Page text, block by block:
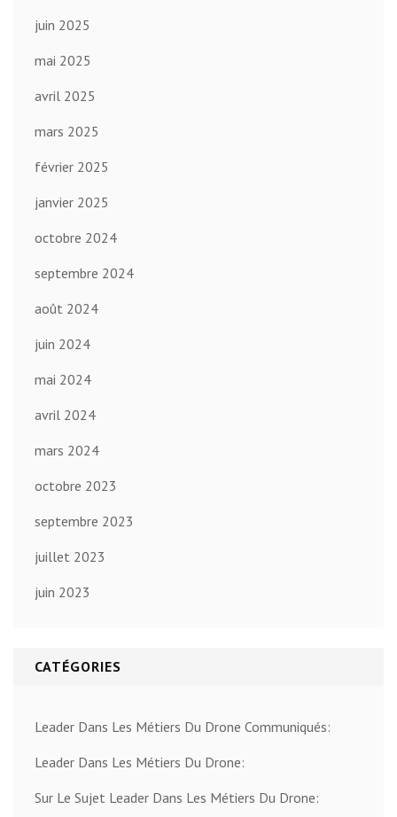
juin 2025
mai 2025
avril 2025
mars 2025
février 2025
janvier 2025
octobre 2024
septembre 2024
août 2024
juin 2024
mai 2024
avril 2024
mars 2024
octobre 2023
septembre 2023
juillet 2023
juin 2023
CATÉGORIES
Leader Dans Les Métiers Du Drone Communiqués:
Leader Dans Les Métiers Du Drone:
Sur Le Sujet Leader Dans Les Métiers Du Drone: